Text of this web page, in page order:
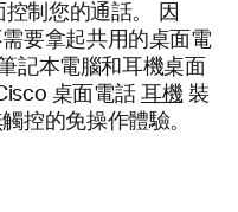
制您的通話。 因
要拿起共用的桌面電
記本電腦和耳機桌面
桌面電話 耳機裝
控的免操作體驗。